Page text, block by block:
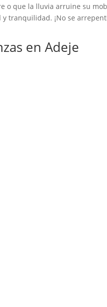
o que la lluvia arruine su
tranquilidad. ¡No se
en Adeje